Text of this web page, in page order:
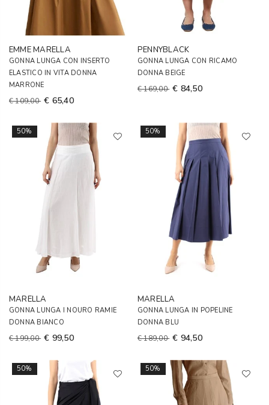
EMME MARELLA
GONNA LUNGA CON INSERTO
ELASTICO IN VITA DONNA
MARRONE
€ 109,00 € 65,40
PENNYBLACK
GONNA LUNGA CON RICAMO
DONNA BEIGE
€ 169,00 € 84,50
50%
MARELLA
GONNA LUNGA I NOURO RAMIE
DONNA BIANCO
€ 199,00 € 99,50
50%
MARELLA
GONNA LUNGA IN POPELINE
DONNA BLU
€ 189,00 € 94,50
50% 50%